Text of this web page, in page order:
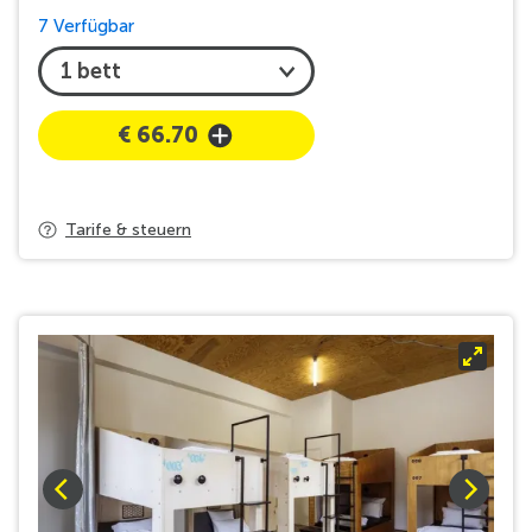
Maximal 1 Gast
Eigenes Bad
Nichtraucher
7 Verfügbar
€ 66.70
Tarife & steuern